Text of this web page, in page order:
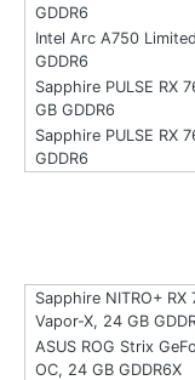
GDDR6
Intel Arc A750
GDDR6
Sapphire PULSE RX
GB GDDR6
Sapphire PULSE RX
GDDR6
Sapphire NITRO+ RX
Vapor-X, 24 GB
ASUS ROG Strix
OC, 24 GB GDDR6X